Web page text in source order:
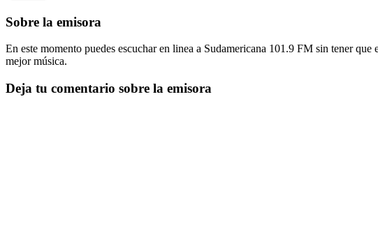
Sobre la emisora
En este momento puedes escuchar en linea a Sudamericana 101.9 FM sin tener
mejor música.
Deja tu comentario sobre la emisora